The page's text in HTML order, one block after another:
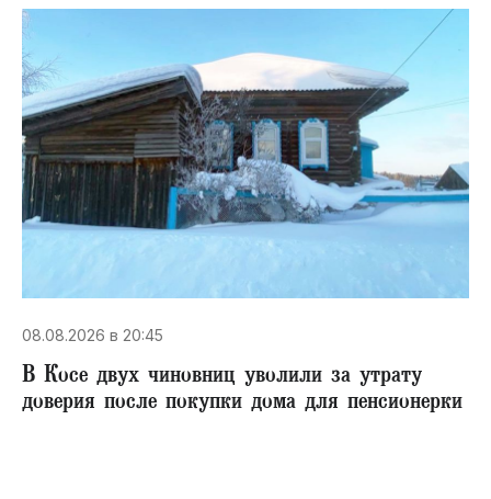
08.08.2026 в 20:45
В Косе двух чиновниц уволили за утрату
доверия после покупки дома для пенсионерки